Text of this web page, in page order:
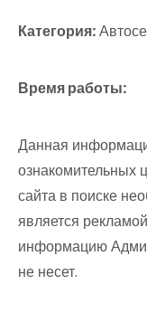
Категория:
Время работы:
Данная
ознакомительных
сайта в поиске
является
информацию
не несет.